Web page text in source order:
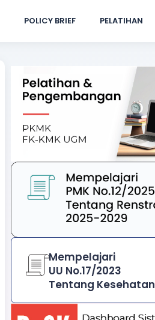
POLICY BRIEF PELATIHAN
Mempelajari
UU No.17/2023
Tentang Kesehatan